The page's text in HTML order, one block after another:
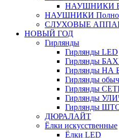
НАУШНИКИ
НАУШНИКИ
СЛУХОВЫЕ
НОВЫЙ ГОД
Гирлянды
Гирлянды LED
Гирлянды
Гирлянды
Гирлянды
Гирлянды
Гирлянды
Гирлянды
ДЮРАЛАЙТ
Ёлки искусственные
Ёлки LED